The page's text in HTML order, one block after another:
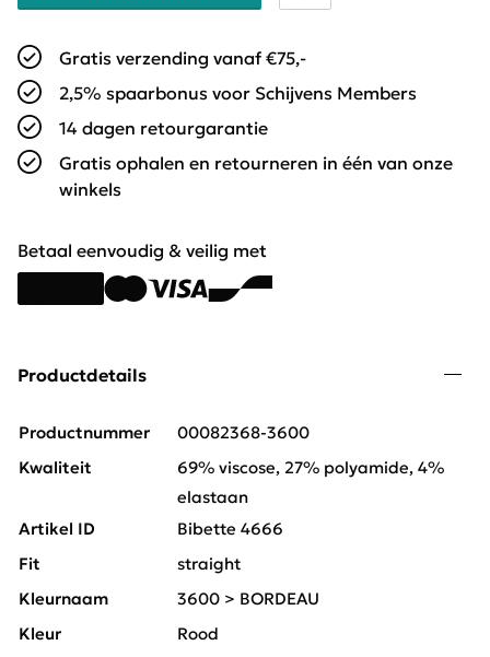
Gratis verzending vanaf €75,-
2,5% spaarbonus voor Schijvens Members
14 dagen retourgarantie
Gratis ophalen en retourneren in één van onze
winkels
Betaal eenvoudig & veilig met
Productdetails
Productnummer
00082368-3600
Kwaliteit
69% viscose, 27% polyamide, 4%
elastaan
Artikel ID
Bibette 4666
Fit
straight
Kleurnaam
3600 > BORDEAU
Kleur
Rood